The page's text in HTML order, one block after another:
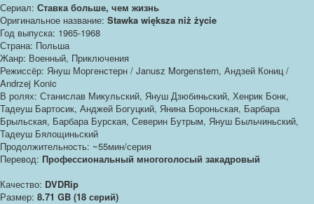
Сериал: Ставка больше, чем жизнь
Оригинальное название: Stawka większa niż życie
Год выпуска: 1965-1968
Страна: Польша
Жанр: Военный, Приключения
Режиссёр: Януш Моргенстерн / Janusz Morgenstern, Андзей Кониц /
Andrzej Konic
В ролях: Станислав Микульский, Януш Дзюбиньский, Хенрик Бонк,
Тадеуш Бартосик, Анджей Богуцкий, Янина Бороньская, Барбара
Брыльская, Барбара Бурская, Северин Бутрым, Януш Быльчиньский,
Тадеуш Бялощиньский
Продолжительность: ~55мин/серия
Перевод: Профессиональный многоголосый закадровый
Качество: DVDRip
Размер: 8.71 GB (18 серий)